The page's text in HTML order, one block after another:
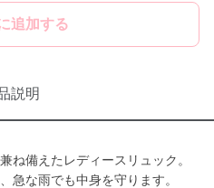
追加する
説明
ね備えたレディースリュック。
急な雨でも中身を守ります。